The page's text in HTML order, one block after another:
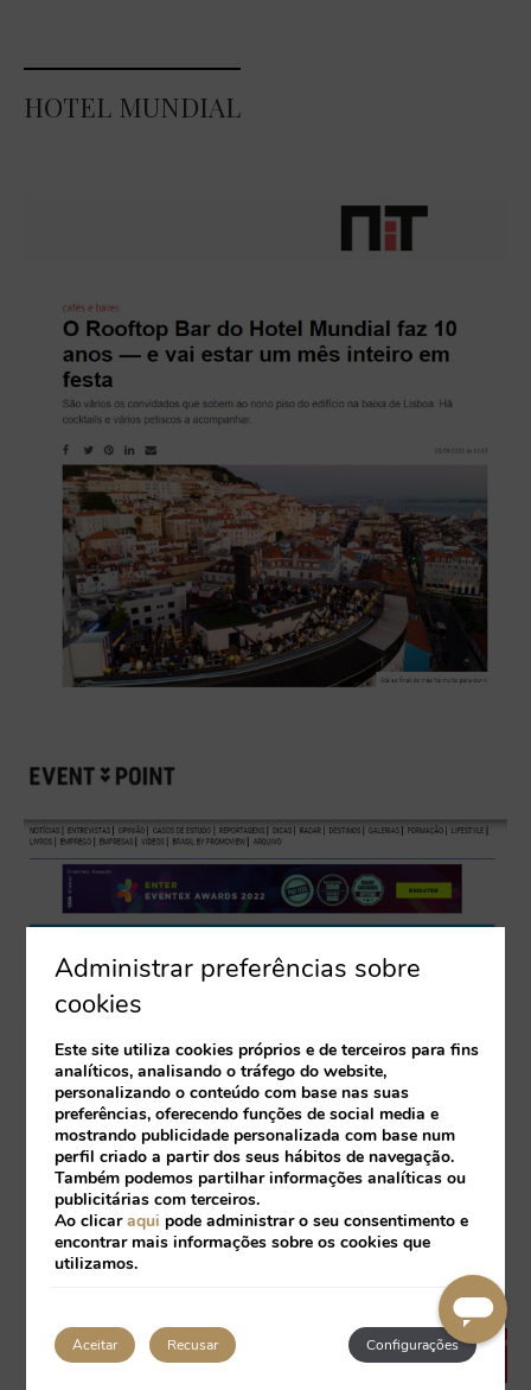
HOTEL MUNDIAL
Administrar preferências sobre
cookies
Este site utiliza cookies próprios e de terceiros para fins
analíticos, analisando o tráfego do website,
personalizando o conteúdo com base nas suas
preferências, oferecendo funções de social media e
mostrando publicidade personalizada com base num
perfil criado a partir dos seus hábitos de navegação.
Também podemos partilhar informações analíticas ou
publicitárias com terceiros.
Ao clicaraqui pode administrar o seu consentimento e
encontrar mais informações sobre os cookies que
utilizamos.
Aceitar Configurações
Recusar